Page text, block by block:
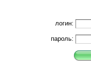
логин:
пароль: